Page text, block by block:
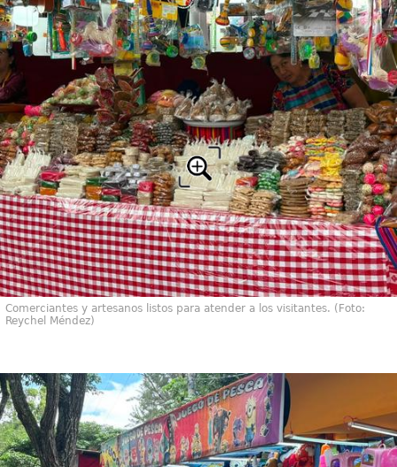
Comerciantes y artesanos listos para atender a los visitantes. (Foto:
Reychel Méndez)